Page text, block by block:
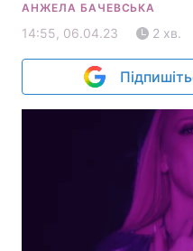
АНЖЕЛА БАЧЕВСЬКА
14:55, 06.04.23 2 хв.